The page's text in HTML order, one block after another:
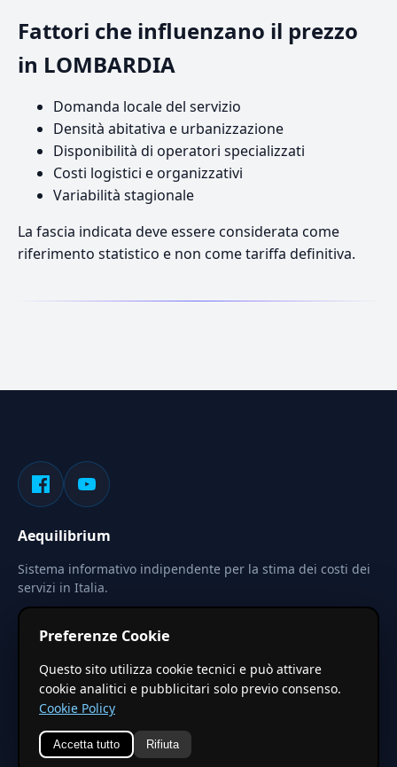
Fattori che influenzano il prezzo
in LOMBARDIA
Domanda locale del servizio
Densità abitativa e urbanizzazione
Disponibilità di operatori specializzati
Costi logistici e organizzativi
Variabilità stagionale
La fascia indicata deve essere considerata come
riferimento statistico e non come tariffa definitiva.
Aequilibrium
Sistema informativo indipendente per la stima dei costi dei
servizi in Italia.
Le stime pubblicate sono calcolate tramite coefficienti
territoriali regionali applicati a valori base nazionali. Non
costituiscono preventivo ufficiale.
© 2026 Aequilibrium — Un progetto di vxd.mobi
Preferenze Cookie
Questo sito utilizza cookie tecnici e può attivare
cookie analitici e pubblicitari solo previo consenso.
Cookie Policy
Accetta tutto Rifiuta